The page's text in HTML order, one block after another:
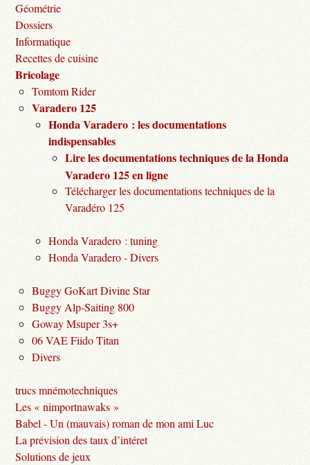
Géométrie
Dossiers
Informatique
Recettes de cuisine
Bricolage
Tomtom Rider
Varadero 125
Honda Varadero : les documentations
indispensables
Lire les documentations techniques de la Honda
Varadero 125 en ligne
Télécharger les documentations techniques de la
Varadéro 125
Honda Varadero : tuning
Honda Varadero - Divers
Buggy GoKart Divine Star
Buggy Alp-Saiting 800
Goway Msuper 3s+
06 VAE Fiido Titan
Divers
trucs mnémotechniques
Les « nimportnawaks »
Babel - Un (mauvais) roman de mon ami Luc
La prévision des taux d’intéret
Solutions de jeux